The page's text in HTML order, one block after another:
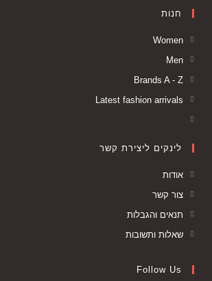
חנות
Women
Men
Brands A - Z
Latest fashion arrivals
לינקים ליצירת קשר
אודות
צור קשר
תנאים והגבלות
שאלות ותשובות
Follow Us